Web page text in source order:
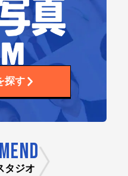
探す
タジオ